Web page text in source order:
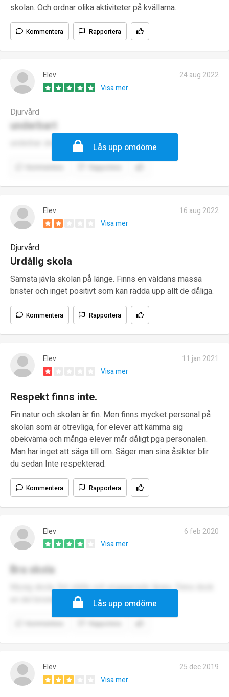
skolan. Och ordnar olika aktiviteter på kvällarna.
Kommentera Rapportera
Elev
24 aug 2022
Visa mer
Djurvård
underbart
Lås upp omdöme
Elev
16 aug 2022
Visa mer
Djurvård
Urdålig skola
Sämsta jävla skolan på länge. Finns en väldans massa
brister och inget positivt som kan rädda upp allt de dåliga.
Kommentera Rapportera
Elev
11 jan 2021
Visa mer
Respekt finns inte.
Fin natur och skolan är fin. Men finns mycket personal på
skolan som är otrevliga, för elever att kämma sig
obekväma och många elever mår dåligt pga personalen.
Man har inget att säga till om. Säger man sina åsikter blir
du sedan Inte respekterad.
Kommentera Rapportera
Elev
6 feb 2020
Visa mer
Bra skola
Mysig skola, fint ställe och engagerade lärare. Finns dock
en del brister som tyvärr ställer till en del.
Lås upp omdöme
Elev
25 dec 2019
Visa mer